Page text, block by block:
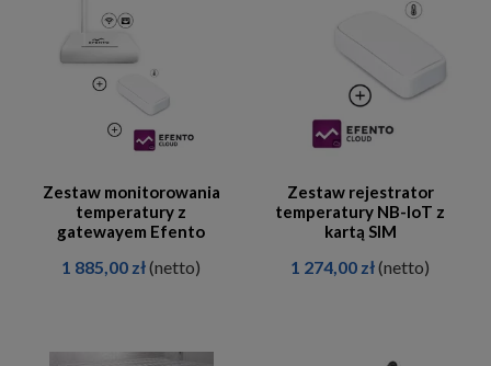
Zestaw monitorowania
temperatury z
gatewayem Efento
1 885,00 zł(netto)
Zestaw rejestrator
temperatury NB-IoT z
kartą SIM
1 274,00 zł(netto)